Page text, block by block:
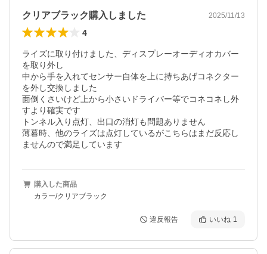
クリアブラック購入しました 2025/11/13
4
ライズに取り付けました、ディスプレーオーディオカバー
を取り外し
中から手を入れてセンサー自体を上に持ちあげコネクター
を外し交換しました
面倒くさいけど上から小さいドライバー等でコネコネし外
すより確実です
トンネル入り点灯、出口の消灯も問題ありません
薄暮時、他のライズは点灯しているがこちらはまだ反応し
ませんので満足しています
購入した商品
カラー/クリアブラック
違反報告 いいね 1